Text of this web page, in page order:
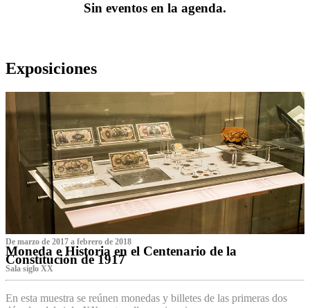
Sin eventos en la agenda.
Exposiciones
De marzo de 2017 a febrero de 2018
Moneda e Historia en el Centenario de la
Constitución de 1917
Sala siglo XX
En esta muestra se reúnen monedas y billetes de las primeras dos